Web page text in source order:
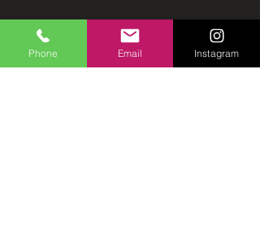
Endereço ShowRoom: Rua Itupava 176 -
Curitiba-PR.
Phone Email Instagram